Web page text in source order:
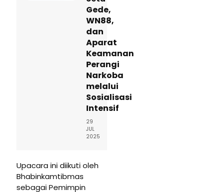
Gede,
WN88,
dan
Aparat
Keamanan
Perangi
Narkoba
melalui
Sosialisasi
Intensif
29
JUL
2025
Upacara ini diikuti oleh
Bhabinkamtibmas
sebagai Pemimpin